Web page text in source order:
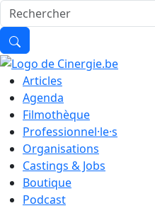
Articles
Agenda
Filmothèque
Professionnel·le·s
Organisations
Castings & Jobs
Boutique
Podcast